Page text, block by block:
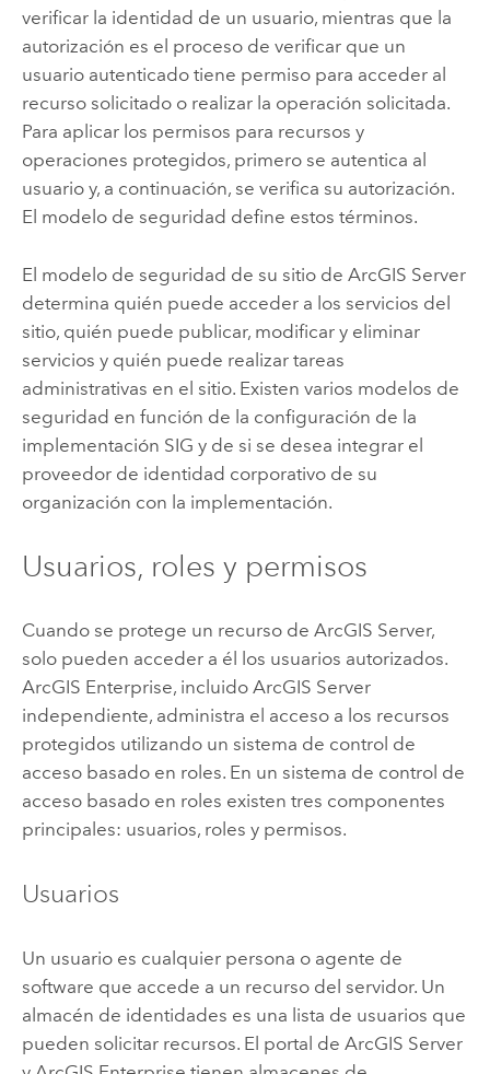
verificar la identidad de un usuario, mientras que la
autorización es el proceso de verificar que un
usuario autenticado tiene permiso para acceder al
recurso solicitado o realizar la operación solicitada.
Para aplicar los permisos para recursos y
operaciones protegidos, primero se autentica al
usuario y, a continuación, se verifica su autorización.
El modelo de seguridad define estos términos.
El modelo de seguridad de su sitio de ArcGIS Server
determina quién puede acceder a los servicios del
sitio, quién puede publicar, modificar y eliminar
servicios y quién puede realizar tareas
administrativas en el sitio. Existen varios modelos de
seguridad en función de la configuración de la
implementación SIG y de si se desea integrar el
proveedor de identidad corporativo de su
organización con la implementación.
Usuarios, roles y permisos
Cuando se protege un recurso de ArcGIS Server,
solo pueden acceder a él los usuarios autorizados.
ArcGIS Enterprise, incluido ArcGIS Server
independiente, administra el acceso a los recursos
protegidos utilizando un sistema de control de
acceso basado en roles. En un sistema de control de
acceso basado en roles existen tres componentes
principales: usuarios, roles y permisos.
Usuarios
Un usuario es cualquier persona o agente de
software que accede a un recurso del servidor. Un
almacén de identidades es una lista de usuarios que
pueden solicitar recursos. El portal de ArcGIS Server